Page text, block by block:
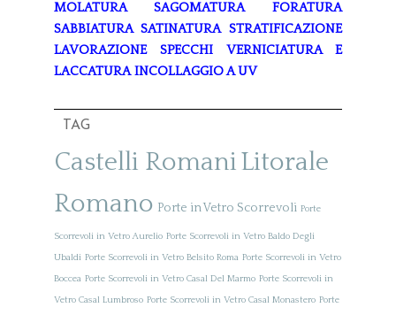
MOLATURA
SAGOMATURA
FORATURA
SABBIATURA SATINATURA STRATIFICAZIONE
LAVORAZIONE SPECCHI
VERNICIATURA E
LACCATURA INCOLLAGGIO A UV
TAG
Castelli RomaniLitorale
Romano Porte in Vetro Scorrevoli Porte
Scorrevoli in Vetro Aurelio Porte Scorrevoli in Vetro Baldo Degli
Ubaldi Porte Scorrevoli in Vetro Belsito Roma Porte Scorrevoli in Vetro
Boccea Porte Scorrevoli in Vetro Casal Del Marmo Porte Scorrevoli in
Vetro Casal Lumbroso Porte Scorrevoli in Vetro Casal Monastero Porte